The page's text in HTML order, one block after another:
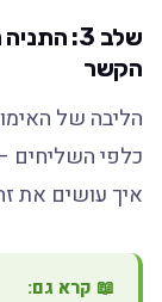
שלב 3:
הקשר
הליבה של
כלפי השליחים
איך עושים את
📖 קרא גם: